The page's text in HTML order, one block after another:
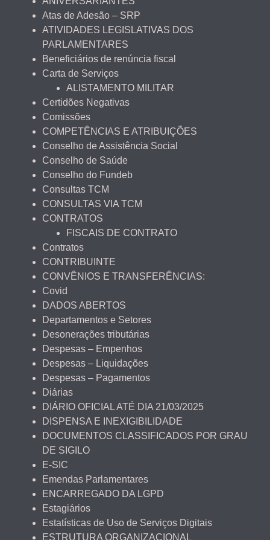
Atas de Adesão – SRP
ATIVIDADES LEGISLATIVAS DOS
PARLAMENTARES
Beneficiários de renúncia fiscal
Carta de Serviços
ALISTAMENTO MILITAR
Certidões Negativas
Comissões
COMPETÊNCIAS E ATRIBUIÇÕES
Conselho de Assistência Social
Conselho de Saúde
Conselho do Fundeb
Consultas TCM
CONSULTAS VIA TCM
CONTRATOS
FISCAIS DE CONTRATO
Contratos
CONTRIBUINTE
CONVÊNIOS E TRANSFERÊNCIAS:
Covid
DADOS ABERTOS
Departamentos e Setores
Desonerações tributárias
Despesas – Empenhos
Despesas – Liquidações
Despesas – Pagamentos
Diárias
DIÁRIO OFICIAL ATÉ DIA 21/03/2025
DISPENSA E INEXIGIBILIDADE
DOCUMENTOS CLASSIFICADOS POR GRAU
DE SIGILO
E-SIC
Emendas Parlamentares
ENCARREGADO DA LGPD
Estagiários
Estatísticas de Uso de Serviços Digitais
ESTRUTURA ORGANIZACIONAL